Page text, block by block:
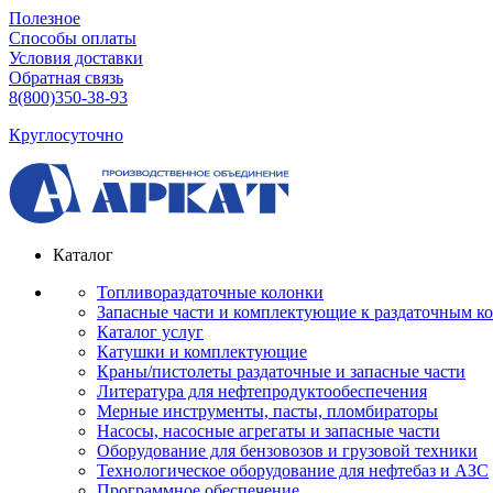
Полезное
Способы оплаты
Условия доставки
Обратная связь
8(800)350-38-93
Круглосуточно
Каталог
Топливораздаточные колонки
Запасные части и комплектующие к раздаточным
Каталог услуг
Катушки и комплектующие
Краны/пистолеты раздаточные и запасные части
Литература для нефтепродуктообеспечения
Мерные инструменты, пасты, пломбираторы
Насосы, насосные агрегаты и запасные части
Оборудование для бензовозов и грузовой техники
Технологическое оборудование для нефтебаз и АЗС